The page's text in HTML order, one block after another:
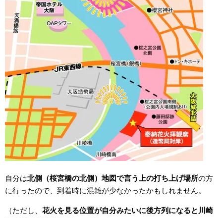
自分は北側（桜宮橋の北側）地図で言う上の打ち上げ場所の方
に行ったので、到着時に混雑が少なかったかもしれません。
（ただし、 花火を見る位置が自分みたいに後方列になると川崎